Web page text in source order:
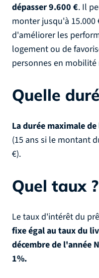
dépasser 9.600 €. Il
monter jusqu'à
d'améliorer les
logement ou de
personnes en mobilité
Quelle
La durée maximale
(15 ans si le montant
€).
Quel taux ?
Le taux d'intérêt du
fixe égal au taux du
décembre de l'année
1%.